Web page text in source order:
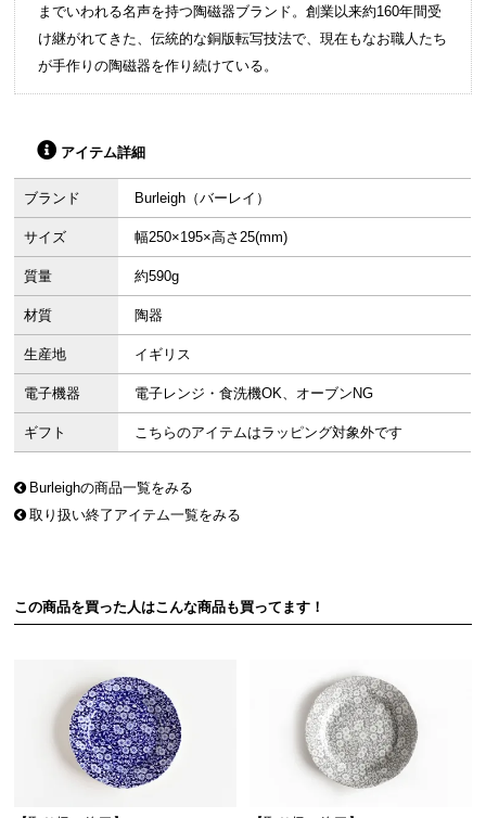
までいわれる名声を持つ陶磁器ブランド。創業以来約160年間受
け継がれてきた、伝統的な銅版転写技法で、現在もなお職人たち
が手作りの陶磁器を作り続けている。
アイテム詳細
ブランド Burleigh（バーレイ）
サイズ 幅250×195×高さ25(mm)
質量 約590g
材質 陶器
生産地 イギリス
電子機器 電子レンジ・食洗機OK、オーブンNG
ギフト こちらのアイテムはラッピング対象外です
Burleighの商品一覧をみる
取り扱い終了アイテム一覧をみる
この商品を買った人はこんな商品も買ってます！